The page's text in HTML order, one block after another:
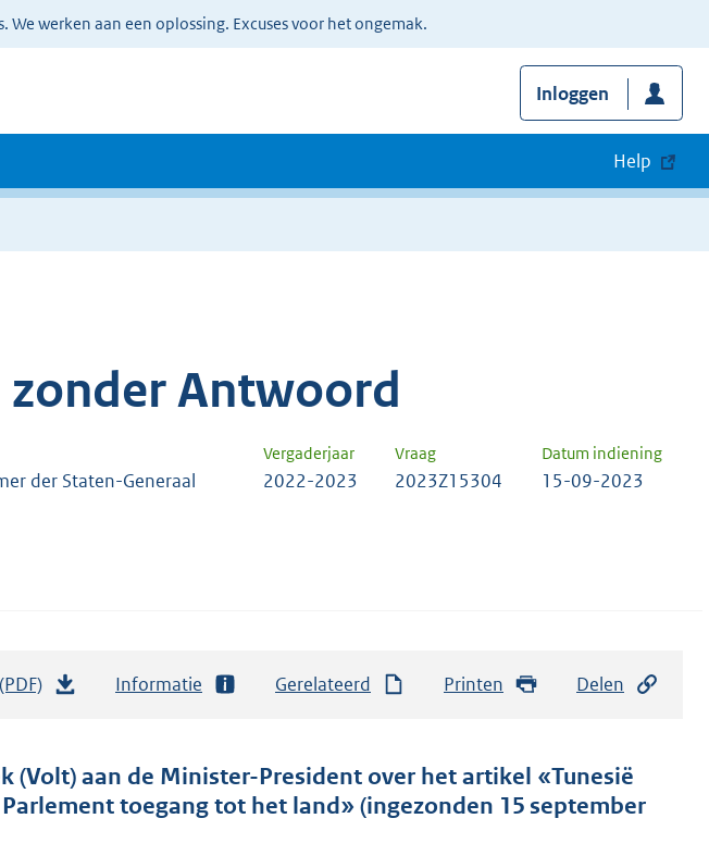
werken aan een oplossing. Excuses voor het ongemak.
Inloggen
Help
zonder Antwoord
Vergaderjaar Vraag Datum indiening
der Staten-Generaal 2022-2023 2023Z15304 15-09-2023
t
a
Informatie Gerelateerd Printen Delen
(Volt) aan de Minister-President over het artikel «Tunesië
toegang tot het land» (ingezonden 15 september